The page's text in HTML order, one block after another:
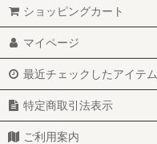
ショッピングカート
マイページ
最近チェックしたアイテム
特定商取引法表示
ご利用案内